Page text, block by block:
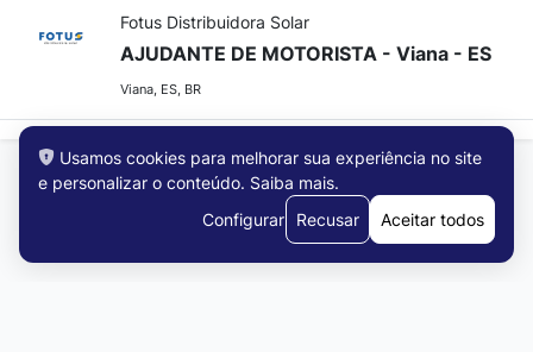
Fotus Distribuidora Solar
AJUDANTE DE MOTORISTA - Viana - ES
Viana, ES, BR
Usamos cookies para melhorar sua experiência no site
e personalizar o conteúdo. Saiba mais.
Configurar
Recusar Aceitar todos